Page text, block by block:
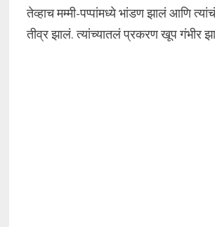
तेव्हाच मम्मी-पप्पांमध्ये भांडण झालं आणि
तीव्र झालं. त्यांच्यातलं प्रकरण खूप गंभीर